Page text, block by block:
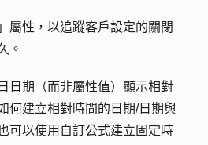
屬性，以追蹤客戶設定的關閉
。
日期（而非屬性值）顯示相對
何建立相對時間的日期/日期與
可以使用自訂公式建立固定時